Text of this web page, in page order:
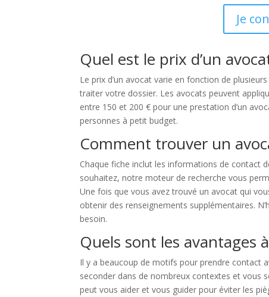
Je
Quel est le prix d’un
Le prix d’un avocat varie en fonction de
traiter votre dossier. Les avocats peuvent
entre 150 et 200 € pour une prestation d’un
personnes à petit budget.
Comment trouver un
Chaque fiche inclut les informations de contact
souhaitez, notre moteur de recherche vous
Une fois que vous avez trouvé un avocat qui
obtenir des renseignements supplémentaires.
besoin.
Quels sont les avantages
Il y a beaucoup de motifs pour prendre contact
seconder dans de nombreux contextes et vous
peut vous aider et vous guider pour éviter les